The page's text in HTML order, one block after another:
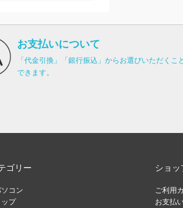
お支払いについて
「代金引換」「銀行振込」からお選びいただくこ
できます。
ゴリー
コン
プ
ショッ
ご利用
お支払